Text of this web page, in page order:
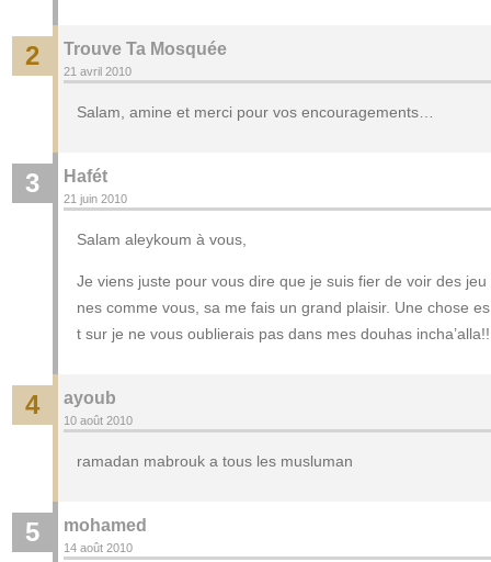
2 Trouve Ta Mosquée
21 avril 2010
Salam, amine et merci pour vos encouragements…
3 Hafét
21 juin 2010
Salam aleykoum à vous,
Je viens juste pour vous dire que je suis fier de voir des jeu
nes comme vous, sa me fais un grand plaisir. Une chose es
t sur je ne vous oublierais pas dans mes douhas incha’alla!!
4 ayoub
10 août 2010
ramadan mabrouk a tous les musluman
5 mohamed
14 août 2010